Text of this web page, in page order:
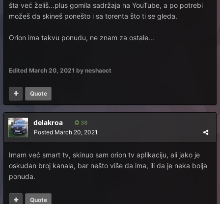
šta već želiš...plus gomila sadržaja na YouTube, a po potrebi
možeš da skineš ponešto i sa torenta što ti se gleda.
Orion ima takvu ponudu, ne znam za ostale...
Edited March 20, 2021 by neshaoct
Quote
delakroa 38
Posted March 20, 2021
Imam već smart tv, skinuo sam orion tv aplikaciju, ali jako je
oskudan broj kanala, bar nešto više da ima, ili da je neka bolja
ponuda.
Quote